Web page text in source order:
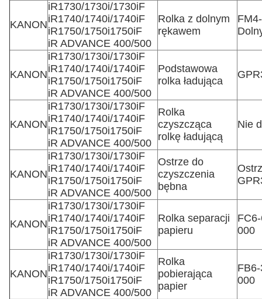
KANON
iR1730/1730i/1730iF
iR1740/1740i/1740iF
iR1750/1750i1750iF
iR ADVANCE 400/500
Rolka z dolnym
rękawem
KANON
iR1730/1730i/1730iF
iR1740/1740i/1740iF
iR1750/1750i1750iF
iR ADVANCE 400/500
Podstawowa
rolka ładująca
KANON
iR1730/1730i/1730iF
iR1740/1740i/1740iF
iR1750/1750i1750iF
iR ADVANCE 400/500
Rolka
czyszcząca
rolkę ładującą
Nie
KANON
iR1730/1730i/1730iF
iR1740/1740i/1740iF
iR1750/1750i1750iF
iR ADVANCE 400/500
Ostrze do
czyszczenia
bębna
KANON
iR1730/1730i/1730iF
iR1740/1740i/1740iF
iR1750/1750i1750iF
iR ADVANCE 400/500
Rolka separacji
papieru
000
KANON
iR1730/1730i/1730iF
iR1740/1740i/1740iF
iR1750/1750i1750iF
iR ADVANCE 400/500
Rolka
pobierająca
papier
000